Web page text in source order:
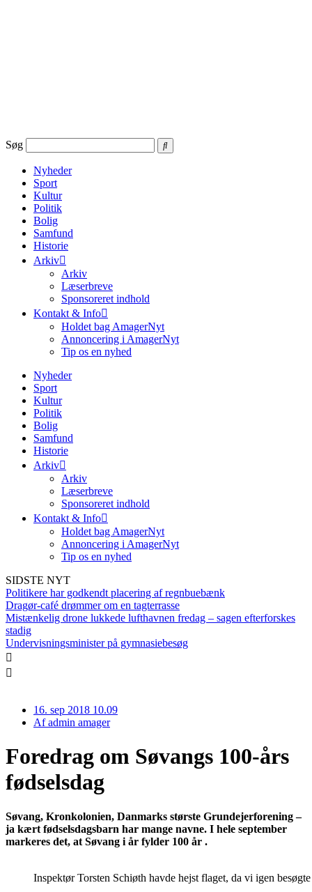
Søg
Nyheder
Sport
Kultur
Politik
Bolig
Samfund
Historie
Arkiv
Arkiv
Læserbreve
Sponsoreret indhold
Kontakt & Info
Holdet bag AmagerNyt
Annoncering i AmagerNyt
Tip os en nyhed
Nyheder
Sport
Kultur
Politik
Bolig
Samfund
Historie
Arkiv
Arkiv
Læserbreve
Sponsoreret indhold
Kontakt & Info
Holdet bag AmagerNyt
Annoncering i AmagerNyt
Tip os en nyhed
SIDSTE NYT
Politikere har godkendt placering af regnbuebænk
Dragør-café drømmer om en tagterrasse
Mistænkelig drone lukkede lufthavnen fredag – sagen efterforskes
stadig
Undervisningsminister på gymnasiebesøg
16. sep 2018 10.09
Afadmin amager
Foredrag om Søvangs 100-års
fødselsdag
Søvang, Kronkolonien, Danmarks største Grundejerforening –
ja kært fødselsdagsbarn har mange navne. I hele september
markeres det, at Søvang i år fylder 100 år .
Inspektør Torsten Schiøth havde hejst flaget, da vi igen